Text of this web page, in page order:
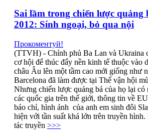
Sai lầm trong chiến lược quảng
2012: Sính ngoại, bỏ qua nội
Прокоментуй!
(TTVH) - Chính phủ Ba Lan và Ukraina
cơ hội để thúc đẩy nền kinh tế thuộc vào
châu Âu lên một tầm cao mới giống như
Barcelona đã làm được tại Thế vận hội
Nhưng chiến lược quảng bá của họ lại có
các quốc gia trên thế giới, thông tin về
báo chí, hình ảnh của anh em sinh đôi
hiện với tần suất khá lớn trên truyền
tác truyền >>>